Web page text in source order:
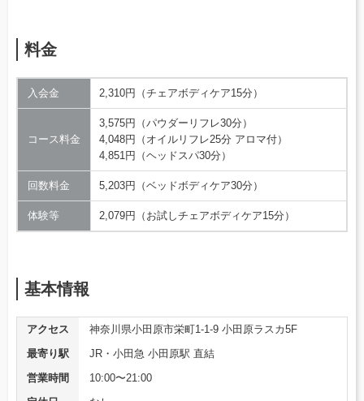
料金
入会金 2,310円（チェアボディケア15分）
コース料金
3,575円（パウダーリフレ30分）
4,048円（オイルリフレ25分 アロマ付）
4,851円（ヘッドスパ30分）
回数料金 5,203円（ベッドボディケア30分）
体験等 2,079円（お試しチェアボディケア15分）
基本情報
アクセス
神奈川県小田原市栄町1-1-9 小田原ラスカ5F
最寄り駅
JR・小田急 小田原駅 直結
営業時間
10:00〜21:00